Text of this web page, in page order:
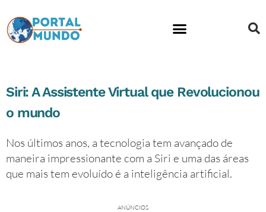
Siri: A Assistente Virtual que Revolucionou
o mundo
Nos últimos anos, a tecnologia tem avançado de
maneira impressionante com a Siri e uma das áreas
que mais tem evoluído é a inteligência artificial.
ANÚNCIOS